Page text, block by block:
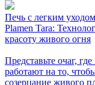
Печь с легким
Plamen Tara:
красоту живого огня
Представьте очаг,
работают на то,
созерцание живого